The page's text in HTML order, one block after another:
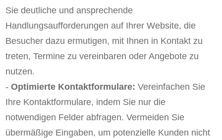
Sie deutliche und ansprechende
Handlungsaufforderungen auf Ihrer Website, die
Besucher dazu ermutigen, mit Ihnen in Kontakt zu
treten, Termine zu vereinbaren oder Angebote zu
nutzen.
- Optimierte Kontaktformulare: Vereinfachen Sie
Ihre Kontaktformulare, indem Sie nur die
notwendigen Felder abfragen. Vermeiden Sie
übermäßige Eingaben, um potenzielle Kunden nicht